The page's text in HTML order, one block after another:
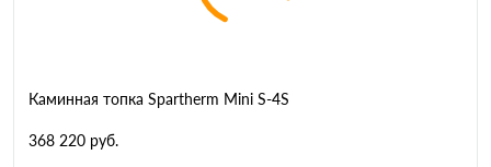
Каминная топка Spartherm Mini S-4S
368 220 руб.